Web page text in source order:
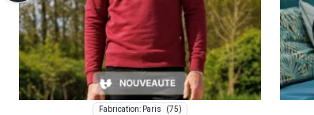
Fabrication: Paris (75)